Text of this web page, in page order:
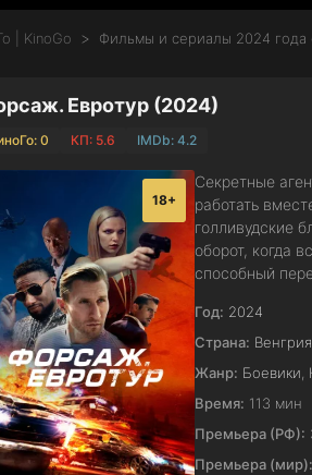
| KinoGo Фильмы и сериалы 2024 года
Евротур (2024)
0 КП: 5.6 IMDb: 4.2
18+
Секретные
работать
голливудские
оборот, когда
способный
Год: 2024
Страна: Венгрия
Жанр: Боевики,
Время: 113 мин
Премьера (РФ):
Премьера (мир):